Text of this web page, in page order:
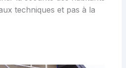
techniques et pas à la